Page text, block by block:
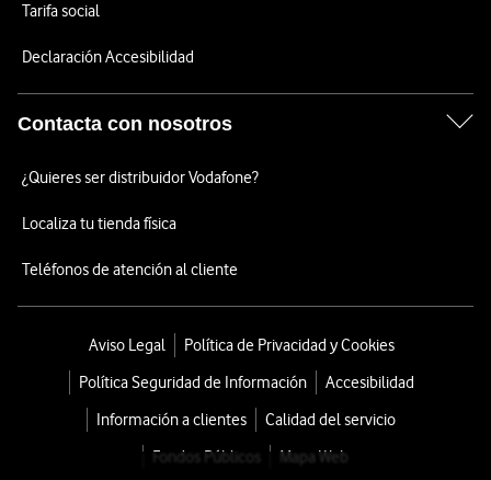
Tarifa social
Declaración Accesibilidad
Contacta con nosotros
¿Quieres ser distribuidor Vodafone?
Localiza tu tienda física
Teléfonos de atención al cliente
Aviso Legal
Política de Privacidad y Cookies
Política Seguridad de Información
Accesibilidad
Información a clientes
Calidad del servicio
Fondos Públicos
Mapa Web